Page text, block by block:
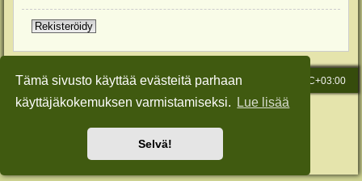
Tämä sivusto käyttää evästeitä parhaan
käyttäjäkokemuksen varmistamiseksi.
Lue lisää
Selvä!
Rekisteröidy
Etusivu Kaikki ajat ovat UTC+03:00
Viesti Ylläpidolle
Keskustelufoorumin ohjelmistophpBB® Forum Software © phpBB Limited